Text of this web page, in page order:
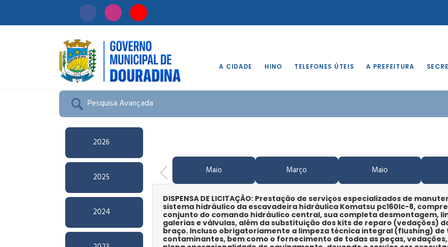
A CIDADE HINO TELEFONES ÚTEIS A PREFEITURA
Início / Licitação
Pesquisa Avançada
2026
2025
2024
Maio Março Maio
DISPENSA DE LICITAÇÃO: Prestação de serviços especializados de
sistema hidráulico da escavadeira hidráulica Komatsu pc160lc-8,
conjunto do comando hidráulico central, sua completa desmontagem,
galerias e válvulas, além da substituição dos kits de reparo (vedações)
braço. Incluso obrigatoriamente a limpeza técnica integral (flushing)
contaminantes, bem como o fornecimento de todas as peças,